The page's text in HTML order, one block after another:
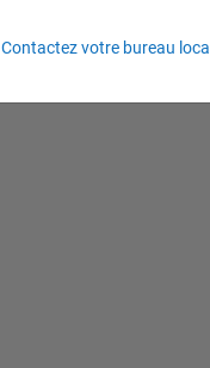
Contactez votre bureau local